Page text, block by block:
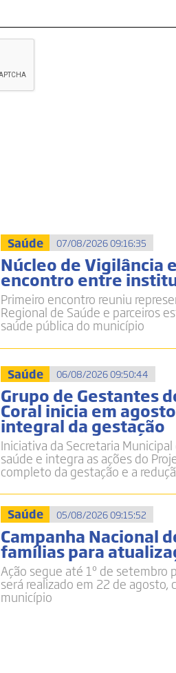
Saúde 07/08/2026 09:16:35
Núcleo de Vigilância
encontro entre
Primeiro encontro reuniu
Regional de Saúde e parceiros
saúde pública do município
Saúde 06/08/2026 09:50:44
Grupo de Gestantes
Coral inicia em
integral da gestação
Iniciativa da Secretaria
saúde e integra as ações do
completo da gestação e a
Saúde 05/08/2026 09:15:52
Campanha Nacional
famílias para
Ação segue até 1º de setembro
será realizado em 22 de
município